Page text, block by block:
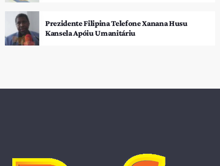
Prezidente Filipina Telefone Xanana Husu
Kansela Apóiu Umanitáriu